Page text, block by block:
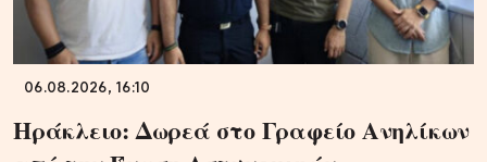
06.08.2026, 16:10
Ηράκλειο: Δωρεά στο Γραφείο Ανηλίκων